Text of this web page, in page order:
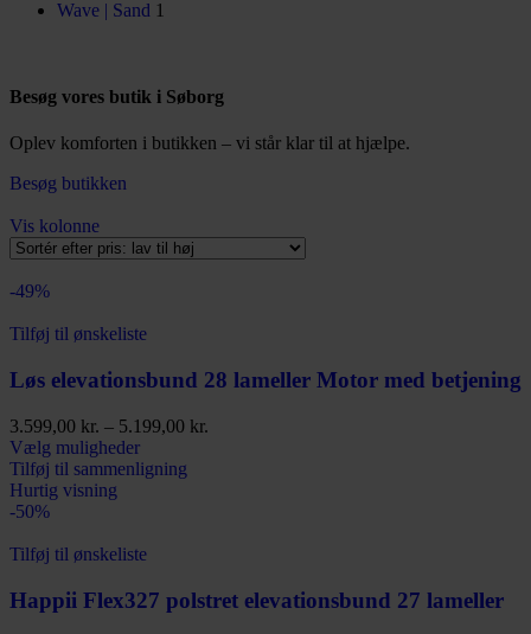
Wave | Sand 1
Besøg vores butik i Søborg
Oplev komforten i butikken – vi står klar til at hjælpe.
Besøg butikken
Vis kolonne
-49%
Tilføj til ønskeliste
Løs elevationsbund 28 lameller Motor med betjening
3.599,00 kr. – 5.199,00 kr.
Vælg muligheder
Tilføj til sammenligning
Hurtig visning
-50%
Tilføj til ønskeliste
Happii Flex327 polstret elevationsbund 27 lameller